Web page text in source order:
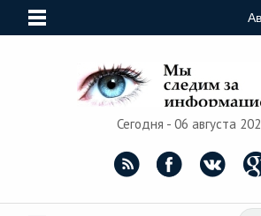
Сегодня - 06 августа